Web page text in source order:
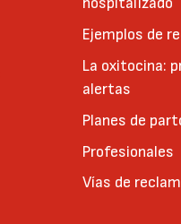
Ejemplos de
La oxitocina:
alertas
Planes de
Profesionales
Vías de